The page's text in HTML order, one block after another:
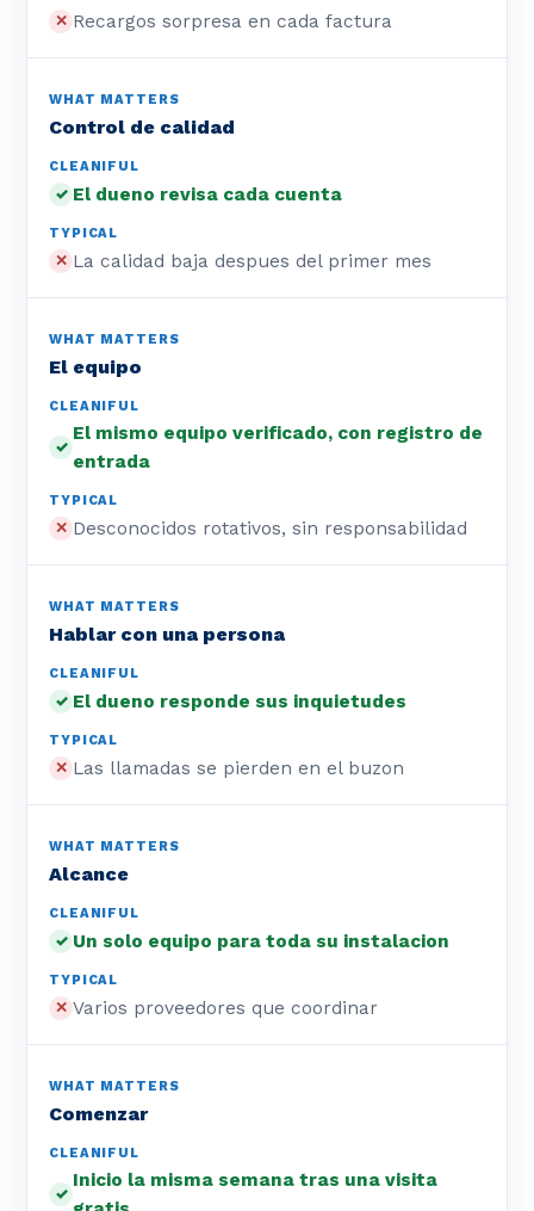
✕ Recargos sorpresa en cada factura
Control de calidad
✓ El dueno revisa cada cuenta
✕ La calidad baja despues del primer mes
El equipo
✓
El mismo equipo verificado, con registro de
entrada
✕ Desconocidos rotativos, sin responsabilidad
Hablar con una persona
✓ El dueno responde sus inquietudes
✕ Las llamadas se pierden en el buzon
Alcance
✓ Un solo equipo para toda su instalacion
✕ Varios proveedores que coordinar
Comenzar
✓
Inicio la misma semana tras una visita